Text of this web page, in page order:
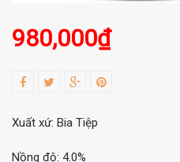
980,000₫
Xuất xứ: Bia Tiệp
Nồng độ: 4.0%